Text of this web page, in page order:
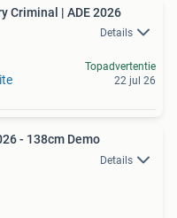
Criminal | ADE 2026
Details
Topadvertentie
22 jul 26
- 138cm Demo
Details